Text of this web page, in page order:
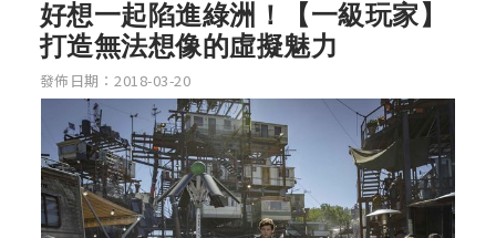
好想一起陷進綠洲！【一級玩家】
打造無法想像的虛擬魅力
發佈日期：2018-03-20